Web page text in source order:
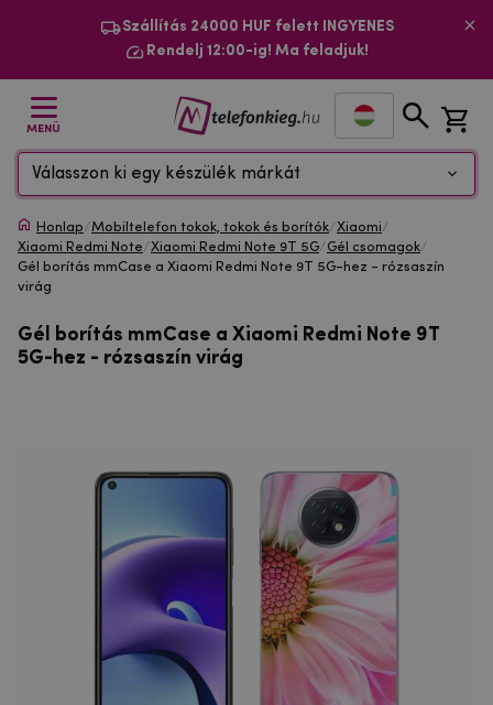
Szállítás 24000 HUF felett INGYENES
Rendelj 12:00-ig! Ma feladjuk!
MENÜ
Válasszon ki egy készülék márkát
Honlap/Mobiltelefon tokok, tokok és borítók/Xiaomi/
Xiaomi Redmi Note/Xiaomi Redmi Note 9T 5G/Gél csomagok/
Gél borítás mmCase a Xiaomi Redmi Note 9T 5G-hez - rózsaszín
virág
Gél borítás mmCase a Xiaomi Redmi Note 9T
5G-hez - rózsaszín virág